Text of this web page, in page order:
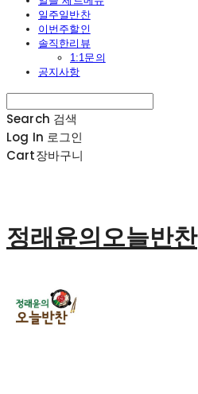
일주일반찬
이번주할인
솔직한리뷰
1:1문의
공지사항
Search 검색
Log In 로그인
Cart장바구니
정래윤의오늘반찬